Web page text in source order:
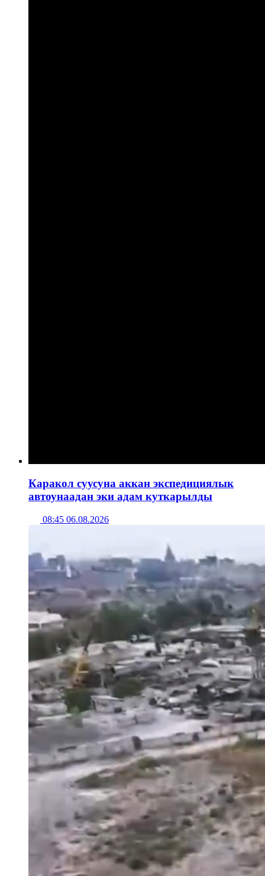
Каракол суусуна аккан экспедициялык
автоунаадан эки адам куткарылды
08:45 06.08.2026